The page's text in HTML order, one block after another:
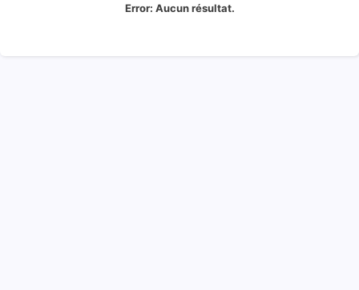
Error: Aucun résultat.